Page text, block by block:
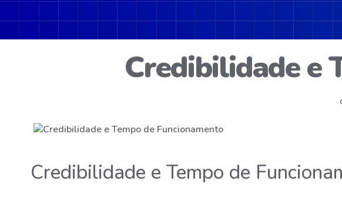
Credibilidade e
Credibilidade e Tempo de